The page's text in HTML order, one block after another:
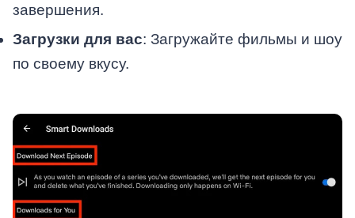
завершения.
Загрузки для вас: Загружайте фильмы и шоу
по своему вкусу.